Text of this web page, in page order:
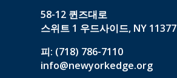
58-12 퀸즈대로
스위트 1 우드사이드, NY 11377
피: (718) 786-7110
info@newyorkedge.org